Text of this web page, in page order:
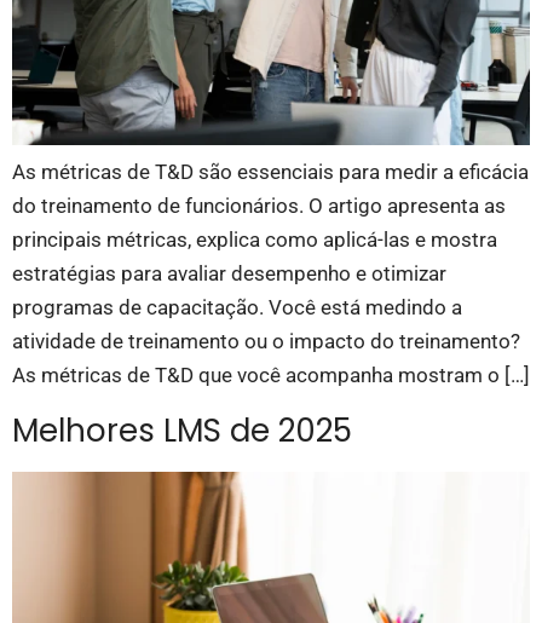
As métricas de T&D são essenciais para medir a eficácia
do treinamento de funcionários. O artigo apresenta as
principais métricas, explica como aplicá-las e mostra
estratégias para avaliar desempenho e otimizar
programas de capacitação. Você está medindo a
atividade de treinamento ou o impacto do treinamento?
As métricas de T&D que você acompanha mostram o […]
Melhores LMS de 2025